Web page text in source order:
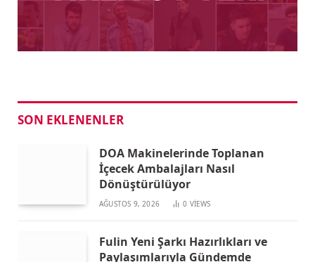
SON EKLENENLER
DOA Makinelerinde Toplanan
İçecek Ambalajları Nasıl
Dönüştürülüyor
AĞUSTOS 9, 2026 0 VIEWS
Fulin Yeni Şarkı Hazırlıkları ve
Paylaşımlarıyla Gündemde